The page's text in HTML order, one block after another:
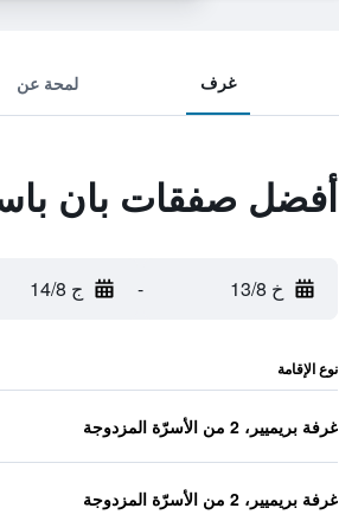
غرف لمحة عن
أفضل صفقات بان
خ 13/8 - ج 14/8
نوع الإقامة
غرفة بريميير، 2 من الأسرّة المزدوجة
غرفة بريميير، 2 من الأسرّة المزدوجة